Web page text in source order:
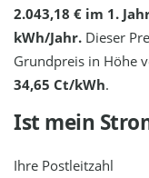
2.043,18 € im 1.
kWh/Jahr. Dieser
Grundpreis in Höhe
34,65 Ct/kWh.
Ist mein
Ihre Postleitzahl